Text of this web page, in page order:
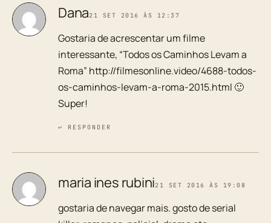
Dana21 SET 2016 ÀS 12:37
Gostaria de acrescentar um filme
interessante, “Todos os Caminhos Levam a
Roma” http://filmesonline.video/4688-todos-
os-caminhos-levam-a-roma-2015.html 🙂
Super!
↩ RESPONDER
maria ines rubini21 SET 2016 ÀS 19:08
gostaria de navegar mais. gosto de serial